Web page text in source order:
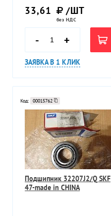
33,61 /ШТ
без НДС
- +
ЗАЯВКА В 1 КЛИК
Код: 00015762
Подшипник 32207J2/Q SKF
47-made in CHINA